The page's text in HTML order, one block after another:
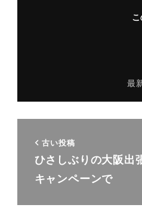
最
古い投稿
ひさしぶりの大阪出
キャンペーンで